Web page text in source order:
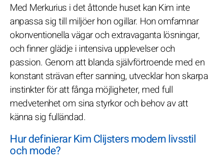
Med Merkurius i det åttonde huset kan Kim inte
anpassa sig till miljöer hon ogillar. Hon omfamnar
okonventionella vägar och extravaganta lösningar,
och finner glädje i intensiva upplevelser och
passion. Genom att blanda självförtroende med en
konstant strävan efter sanning, utvecklar hon skarpa
instinkter för att fånga möjligheter, med full
medvetenhet om sina styrkor och behov av att
känna sig fulländad.
Hur definierar Kim Clijsters modern livsstil
och mode?